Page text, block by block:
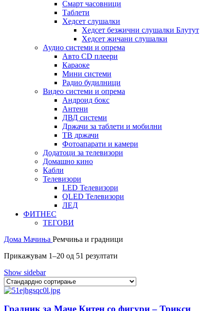
Смарт часовници
Таблети
Хедсет слушалки
Хедсет безжични слушалки Блутут
Хедсет жичани слушалки
Аудио системи и опрема
Авто CD плеери
Караоке
Мини системи
Радио будилници
Видео системи и опрема
Андроид бокс
Антени
ДВД системи
Држачи за таблети и мобилни
ТВ држачи
Фотоапарати и камери
Додатоци за телевизори
Домашно кино
Кабли
Телевизори
LED Телевизори
QLED Телевизори
ЛЕД
ФИТНЕС
ТЕГОВИ
Дома Мачиња Ремчиња и градници
Прикажувам 1–20 од 51 резултати
Show sidebar
Градник за Маче Китен со фигури – Трикси